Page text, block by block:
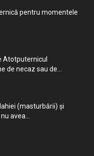
pentru momentele
de necaz sau de...
(masturbării) şi
avea...